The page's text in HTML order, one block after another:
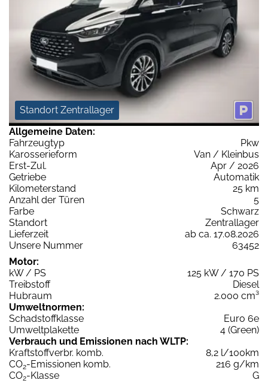
Standort Zentrallager
Allgemeine Daten:
Fahrzeugtyp
Pkw
Karosserieform
Van / Kleinbus
Erst-Zul.
Apr / 2026
Getriebe
Automatik
Kilometerstand
25 km
Anzahl der Türen
5
Farbe
Schwarz
Standort
Zentrallager
Lieferzeit
ab ca. 17.08.2026
Unsere Nummer
63452
Motor:
kW / PS
125 kW / 170 PS
Treibstoff
Diesel
Hubraum
2.000 cm³
Umweltnormen:
Schadstoffklasse
Euro 6e
Umweltplakette
4 (Green)
Verbrauch und Emissionen nach WLTP:
Kraftstoffverbr. komb.
8,2 l/100km
CO2-Emissionen komb.
216 g/km
CO2-Klasse
G